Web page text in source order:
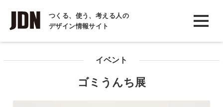
つくる、使う、考える人の
デザイン情報サイト
INTERVIEW
インタビュー
イベント
ゴミうんち展